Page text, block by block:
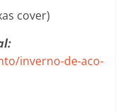
cover)
inverno-de-aco-